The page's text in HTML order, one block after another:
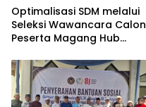
Optimalisasi SDM melalui
Seleksi Wawancara Calon
Peserta Magang Hub
2026